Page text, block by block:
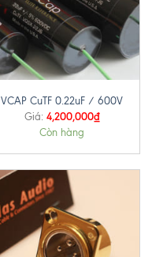
VCAP CuTF 0.22uF / 600V
Giá: 4,200,000₫
Còn hàng